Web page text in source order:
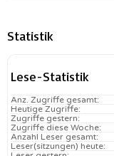
Statistik
Lese-Statistik
Anz. Zugriffe gesamt:
Heutige Zugriffe:
Zugriffe gestern:
Zugriffe diese Woche:
Anzahl Leser gesamt:
Leser(sitzungen) heute: